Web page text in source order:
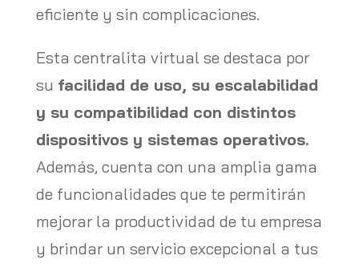
eficiente y sin complicaciones.
Esta centralita virtual se destaca por
su facilidad de uso, su escalabilidad
y su compatibilidad con distintos
dispositivos y sistemas operativos.
Además, cuenta con una amplia gama
de funcionalidades que te permitirán
mejorar la productividad de tu empresa
y brindar un servicio excepcional a tus